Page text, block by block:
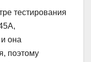
тестирования
она
поэтому